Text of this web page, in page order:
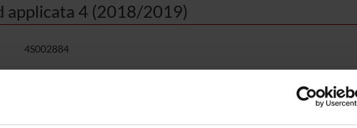
applicata 4 (2018/2019)
4S002884